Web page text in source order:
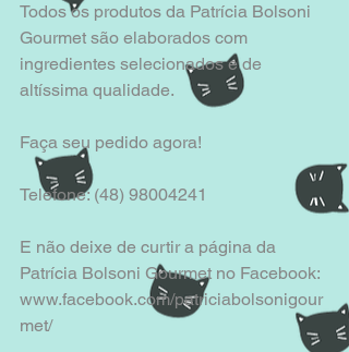
Todos os produtos da Patrícia Bolsoni
Gourmet são elaborados com
ingredientes selecionados e de
altíssima qualidade.
Faça seu pedido agora!
Telefone: (48) 98004241
E não deixe de curtir a página da
Patrícia Bolsoni Gourmet no Facebook:
www.facebook.com/patriciabolsonigour
met/